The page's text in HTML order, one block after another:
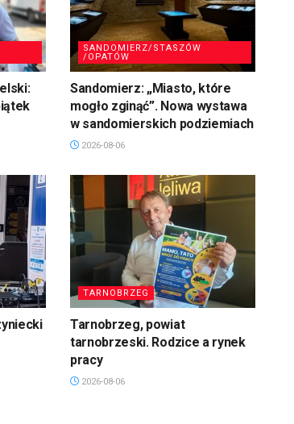
SANDOMIERZ/STASZÓW
/OPATÓW
Sandomierz: „Miasto, które
mogło zginąć”. Nowa wystawa
w sandomierskich podziemiach
2026-08-06
TARNOBRZEG
Tarnobrzeg, powiat
tarnobrzeski. Rodzice a rynek
pracy
2026-08-06